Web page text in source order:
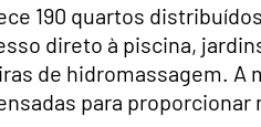
190 quartos
direto à piscina,
de hidromassagem. A
para proporcionar